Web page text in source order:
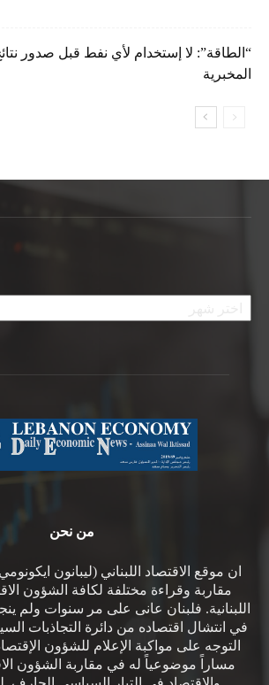
“الطاقة”: لا إستخدام لأي نفط قبل صدور
المخبرية
الأرشيف
من نحن
ان موقع الاقتصاد اللبناني (ليبانون
مقاربة وقراءة مختلفة لكافة الشؤون
اللبنانية. فلبنان عانى على مر سنوات ولم
في انتشال اقتصاده من دائرة التجاذبات
التوجه على مواكبة الإعلام للشؤون
مساراً موضوعياً له في مقاربة الشؤون